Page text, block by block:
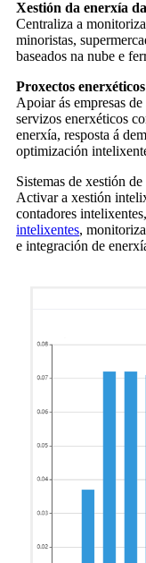
Xestión da enerxía
Centraliza a
minoristas,
baseados na nube e
Proxectos
Apoiar ás empresas
servizos enerxéticos
enerxía, resposta á
optimización
Sistemas de xestión
Activar a xestión
contadores
intelixentes,
e integración de